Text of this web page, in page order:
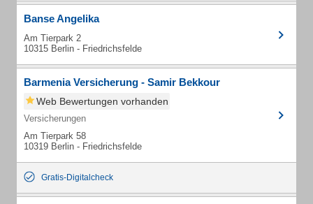
Banse Angelika
Am Tierpark 2
10315 Berlin - Friedrichsfelde
Barmenia Versicherung - Samir Bekkour
Web Bewertungen vorhanden
Versicherungen
Am Tierpark 58
10319 Berlin - Friedrichsfelde
Gratis-Digitalcheck